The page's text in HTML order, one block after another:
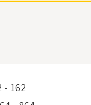
162 - 432 ₪